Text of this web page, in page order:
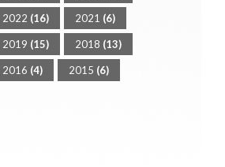
2022 (16) 2021 (6)
2019 (15) 2018 (13)
2016 (4) 2015 (6)